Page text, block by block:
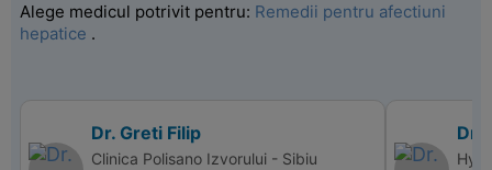
Alege medicul potrivit pentru: Remedii pentru afectiuni
hepatice .
Dr. Greti Filip
Clinica Polisano Izvorului - Sibiu
Dr.